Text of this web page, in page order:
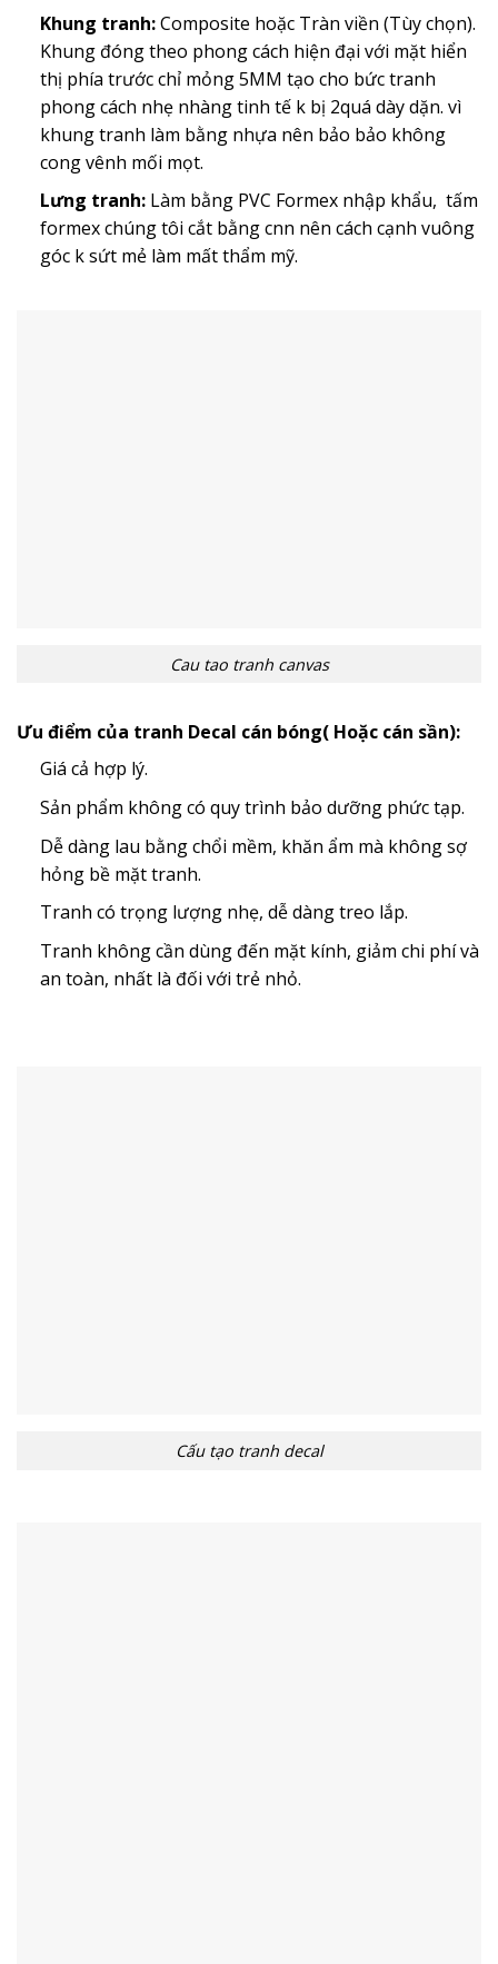
Khung tranh:Composite hoặc Tràn viền (Tùy chọn).
Khung đóng theo phong cách hiện đại với mặt hiển
thị phía trước chỉ mỏng 5MM tạo cho bức tranh
phong cách nhẹ nhàng tinh tế k bị 2quá dày dặn. vì
khung tranh làm bằng nhựa nên bảo bảo không
cong vênh mối mọt.
Lưng tranh:Làm bằng PVC Formex nhập khẩu, tấm
formex chúng tôi cắt bằng cnn nên cách cạnh vuông
góc k sứt mẻ làm mất thẩm mỹ.
Cau tao tranh canvas
Ưu điểm của tranh Decal cán bóng( Hoặc cán sần):
Giá cả hợp lý.
Sản phẩm không có quy trình bảo dưỡng phức tạp.
Dễ dàng lau bằng chổi mềm, khăn ẩm mà không sợ
hỏng bề mặt tranh.
Tranh có trọng lượng nhẹ, dễ dàng treo lắp.
Tranh không cần dùng đến mặt kính, giảm chi phí và
an toàn, nhất là đối với trẻ nhỏ.
Cấu tạo tranh decal